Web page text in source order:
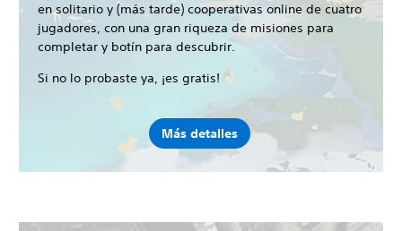
en solitario y (más tarde) cooperativas online de cuatro
jugadores, con una gran riqueza de misiones para
completar y botín para descubrir.
Si no lo probaste ya, ¡es gratis!
Más detalles